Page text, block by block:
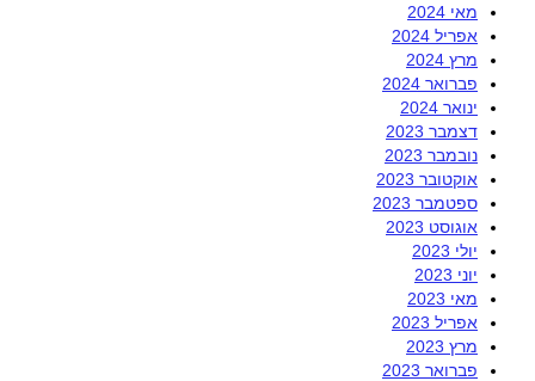
מאי 2024
אפריל 2024
מרץ 2024
פברואר 2024
ינואר 2024
דצמבר 2023
נובמבר 2023
אוקטובר 2023
ספטמבר 2023
אוגוסט 2023
יולי 2023
יוני 2023
מאי 2023
אפריל 2023
מרץ 2023
פברואר 2023